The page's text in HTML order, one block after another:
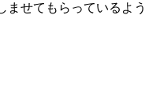
ませてもらっているよう